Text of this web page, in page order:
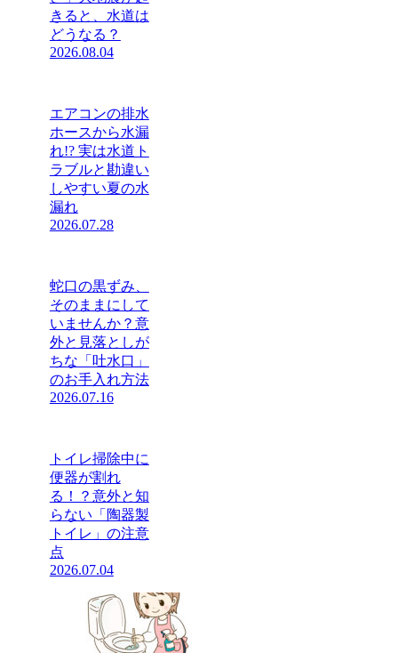
きると、水道は
どうなる？
2026.08.04
エアコンの排水
ホースから水漏
れ!? 実は水道ト
ラブルと勘違い
しやすい夏の水
漏れ
2026.07.28
蛇口の黒ずみ、
そのままにして
いませんか？意
外と見落としが
ちな「吐水口」
のお手入れ方法
2026.07.16
トイレ掃除中に
便器が割れ
る！？意外と知
らない「陶器製
トイレ」の注意
点
2026.07.04